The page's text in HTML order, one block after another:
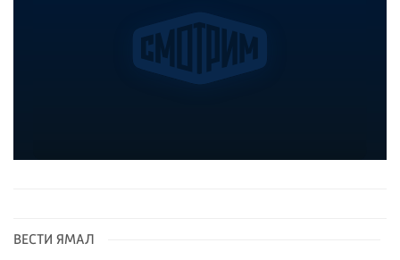
ВЕСТИ ЯМАЛ